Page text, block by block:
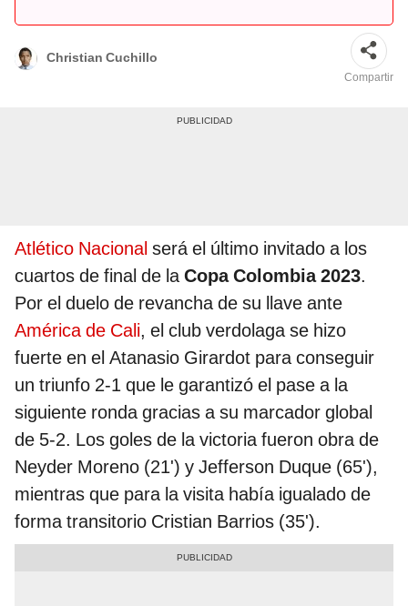
Christian Cuchillo
Compartir
Atlético Nacional será el último invitado a los
cuartos de final de laCopa Colombia 2023.
Por el duelo de revancha de su llave ante
América de Cali, el club verdolaga se hizo
fuerte en el Atanasio Girardot para conseguir
un triunfo 2-1 que le garantizó el pase a la
siguiente ronda gracias a su marcador global
de 5-2. Los goles de la victoria fueron obra de
Neyder Moreno (21') y Jefferson Duque (65'),
mientras que para la visita había igualado de
forma transitorio Cristian Barrios (35').